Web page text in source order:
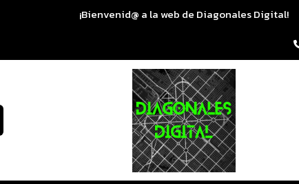
¡Bienvenid@ a la web de Diagonales Digital!